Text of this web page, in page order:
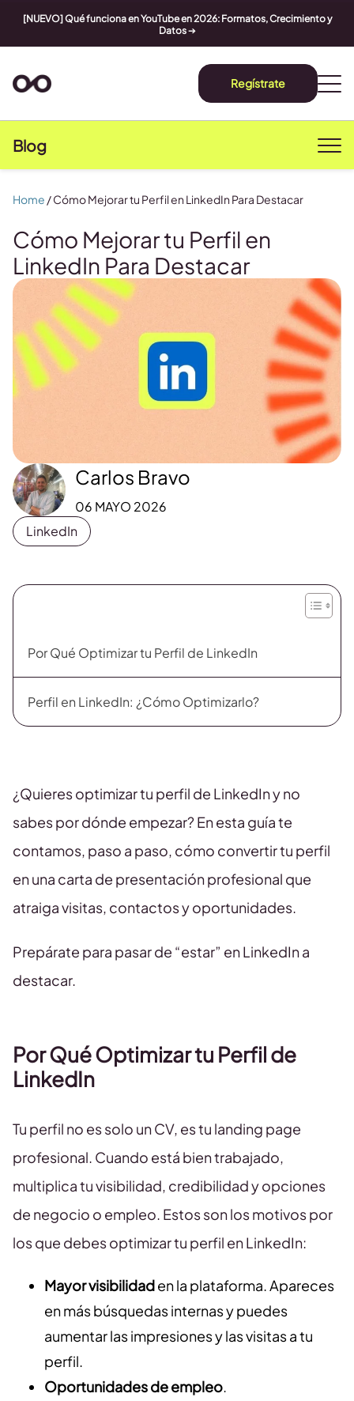
[NUEVO] Qué funciona en YouTube en 2026: Formatos, Crecimiento y
Datos➔
Regístrate
Blog
Cómo Mejorar tu Perfil en
LinkedIn Para Destacar
Carlos Bravo
06 MAYO 2026
LinkedIn
Home /Cómo Mejorar tu Perfil en LinkedIn Para Destacar
Por Qué Optimizar tu Perfil de LinkedIn
Perfil en LinkedIn: ¿Cómo Optimizarlo?
¿Quieres optimizar tu perfil de LinkedIn y no
sabes por dónde empezar? En esta guía te
contamos, paso a paso, cómo convertir tu perfil
en una carta de presentación profesional que
atraiga visitas, contactos y oportunidades.
Prepárate para pasar de “estar” en LinkedIn a
destacar.
Por Qué Optimizar tu Perfil de
LinkedIn
Tu perfil no es solo un CV, es tu landing page
profesional. Cuando está bien trabajado,
multiplica tu visibilidad, credibilidad y opciones
de negocio o empleo. Estos son los motivos por
los que debes optimizar tu perfil en LinkedIn:
Mayor visibilidaden la plataforma. Apareces
en más búsquedas internas y puedes
aumentar las impresiones y las visitas a tu
perfil.
Oportunidades de empleo.